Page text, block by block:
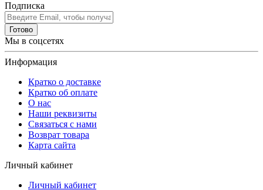
Подписка
Готово
Мы в соцсетях
Информация
Кратко о доставке
Кратко об оплате
О нас
Наши реквизиты
Связаться с нами
Возврат товара
Карта сайта
Личный кабинет
Личный кабинет